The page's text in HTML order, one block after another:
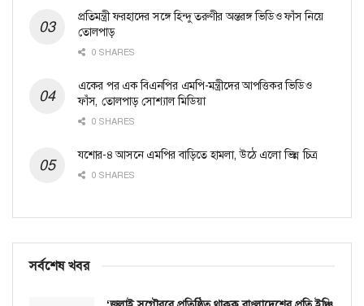
প্রতিমন্ত্রী ফরহাদের সঙ্গে হিন্দু তরুণীর অন্তরঙ্গ ভিডিও ফাঁস নিয়ে
তোলপাড়
0 SHARES
একের পর এক বিএনপির এমপি-মন্ত্রীদের আপত্তিকর ভিডিও
ফাঁস, তোলপাড় সোশ্যাল মিডিয়া
0 SHARES
যশোর-৪ আসনে এমপির বাড়িতে হামলা, উঠে এলো ভিন্ন চিত্র
0 SHARES
সর্বশেষ খবর